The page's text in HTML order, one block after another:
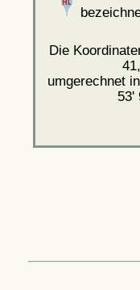
Die
umgerechnet
53'